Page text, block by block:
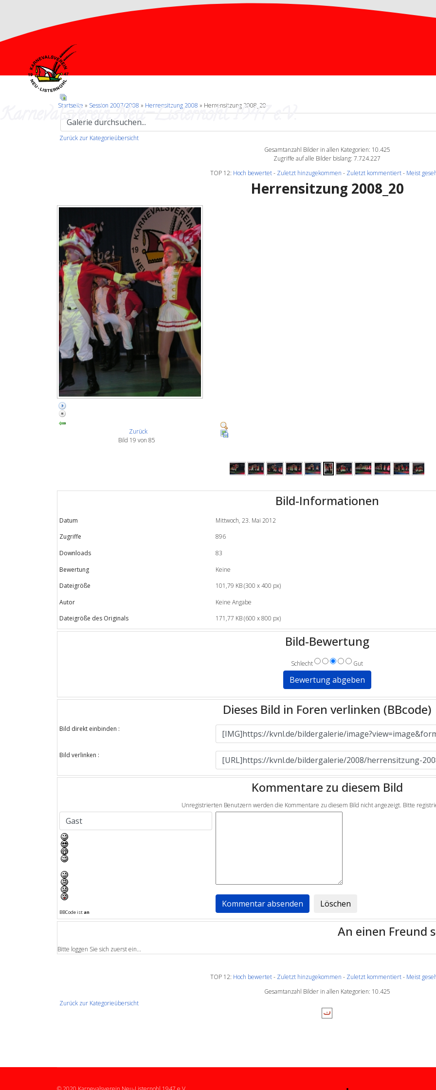
Karnevalsverein Neu-Listernohl 1947 e.V.
Startseite » Session 2007/2008 » Herrensitzung 2008 » Herrensitzung 2008_20
Zurück zur Kategorieübersicht
Gesamtanzahl Bilder in allen Kategorien: 10.425
Zugriffe auf alle Bilder bislang: 7.724.227
TOP 12: Hoch bewertet- Zuletzt hinzugekommen - Zuletzt kommentiert- Meist
Herrensitzung 2008_20
Zurück
Bild 19 von 85
Bild-Informationen
Datum
Mittwoch, 23. Mai 2012
Zugriffe
896
Downloads
83
Bewertung
Keine
Dateigröße
101,79 KB (300 x 400 px)
Autor
Keine Angabe
Dateigröße des Originals
171,77 KB (600 x 800 px)
Bild-Bewertung
Schlecht Gut
Dieses Bild in Foren verlinken (BBcode)
Bild direkt einbinden :
Bild verlinken :
Kommentare zu diesem Bild
Unregistrierten Benutzern werden die Kommentare zu diesem Bild nicht angezeigt. Bitte
BBCode istan
An einen Freund
Bitte loggen Sie sich zuerst ein...
TOP 12: Hoch bewertet- Zuletzt hinzugekommen - Zuletzt kommentiert- Meist
Gesamtanzahl Bilder in allen Kategorien: 10.425
Zurück zur Kategorieübersicht